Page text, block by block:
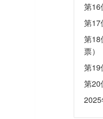
第16
第17
第18
票）
第19
第20